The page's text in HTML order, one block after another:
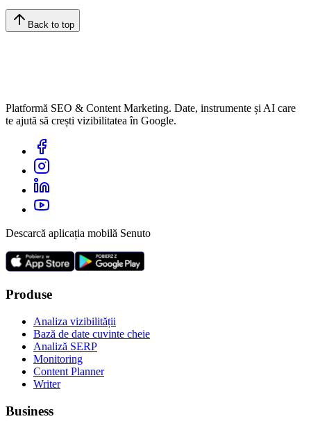
Back to top
Platformă SEO & Content Marketing. Date, instrumente și AI care
te ajută să crești vizibilitatea în Google.
Descarcă aplicația mobilă Senuto
Produse
Analiza vizibilității
Bază de date cuvinte cheie
Analiză SERP
Monitoring
Content Planner
Writer
Business